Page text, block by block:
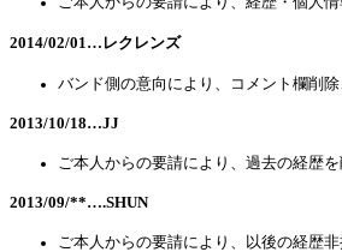
2014/02/01…レクレンズ
バンド側の意向により、コメント欄削
2013/10/18…JJ
ご本人からの要請により、過去の経歴
2013/09/**….SHUN
ご本人からの要請により、以後の経歴